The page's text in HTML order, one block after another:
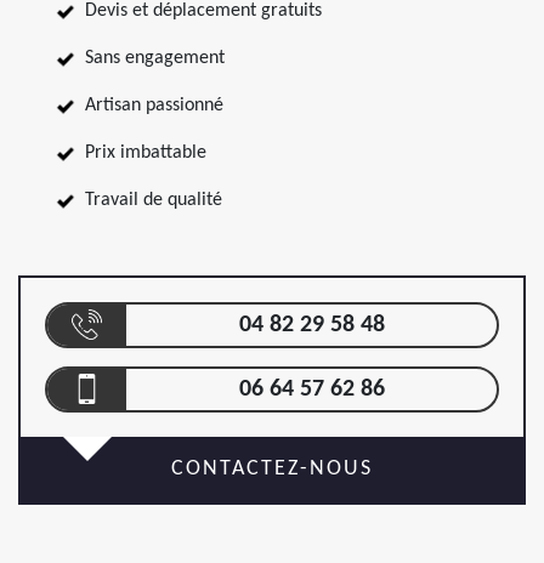
Devis et déplacement gratuits
Sans engagement
Artisan passionné
Prix imbattable
Travail de qualité
04 82 29 58 48
06 64 57 62 86
CONTACTEZ-NOUS